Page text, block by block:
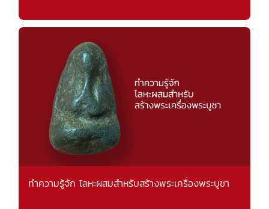
ทำความรู้จัก โลหะผสมสำหรับสร้างพระเครื่องพระบูชา